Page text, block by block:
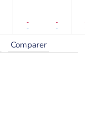
-
-
-
-
Comparer